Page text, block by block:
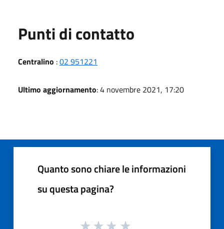
Punti di contatto
Centralino :02 951221
Ultimo aggiornamento: 4 novembre 2021, 17:20
Quanto sono chiare le informazioni
su questa pagina?